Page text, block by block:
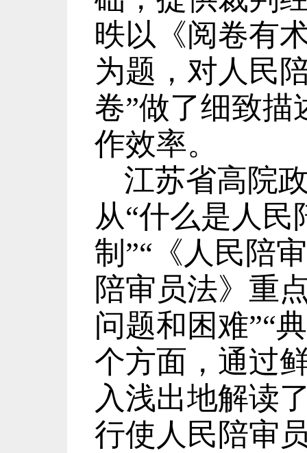
昳以《阅卷有
为题，对人民
卷”做了细致描
作效率。
江苏省高院
从“什么是人民
制 ”“ 《人民陪
陪审员法》重
问题和困难”“
个方面，通过
入浅出地解读
行使人民陪审